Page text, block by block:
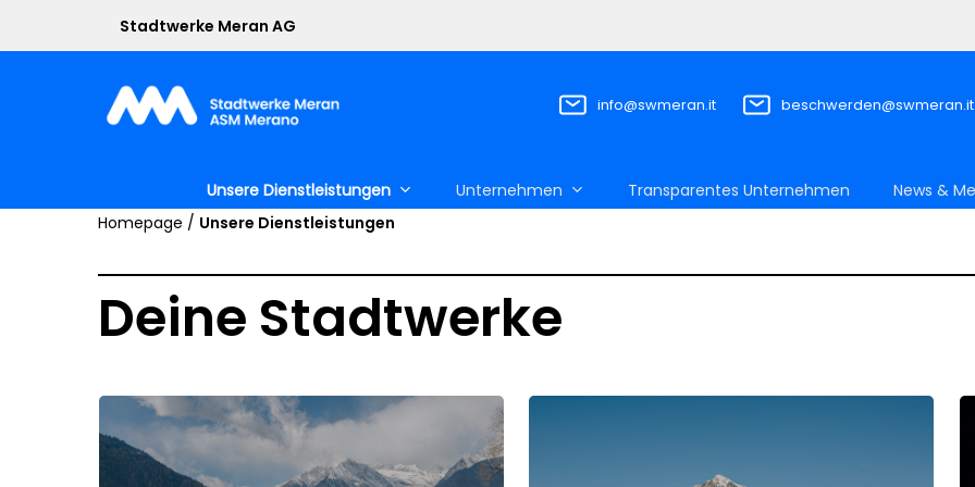
Stadtwerke Meran AG
info@swmeran.it beschwerden@swmeran.it
Unsere Dienstleistungen Unternehmen Transparentes Unternehmen News &
Homepage / Unsere Dienstleistungen
Deine Stadtwerke